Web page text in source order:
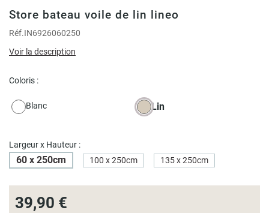
Store bateau voile de lin lineo
Réf.IN6926060250
Voir la description
Coloris :
Blanc Lin
Largeur x Hauteur :
60 x 250cm 100 x 250cm 135 x 250cm
39,90 €